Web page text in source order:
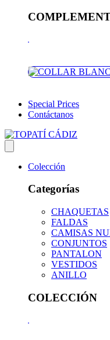
Special Prices
Contáctanos
Colección
Categorías
CHAQUETAS
FALDAS
CAMISAS
CONJUNTOS
PANTALON
VESTIDOS
ANILLO
COLECCIÓN